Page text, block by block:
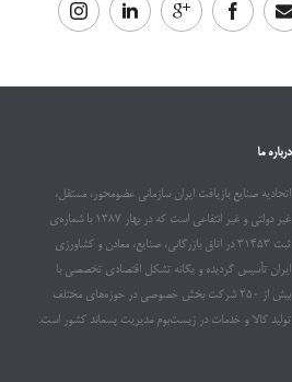
درباره ما
اتحادیه صنایع بازیافت ایران سازمانی عضومحور، مستقل،
غیر دولتی و غیر انتفاعی است که در بهار ۱۳۸۷ با شماره‌ی
ثبت ۳۱۴۵۳ در اتاق بازرگانی، صنایع، معادن و کشاورزی
ایران تأسیس گردیده و یگانه تشکل اقتصادی تخصصی با
بیش از ۲۵۰ شرکت بخش خصوصی در حوزه‌های مختلف
تولید کالا و خدمات در زیست‌بوم مدیریت پسماند کشور است.